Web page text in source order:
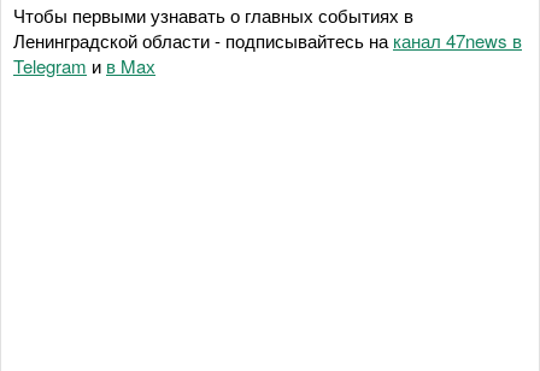
Чтобы первыми узнавать о главных событиях в
Ленинградской области - подписывайтесь на канал 47news в
Telegram и в Maх